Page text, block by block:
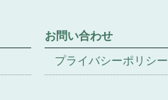
お問い合わせ
プライバシーポリシー